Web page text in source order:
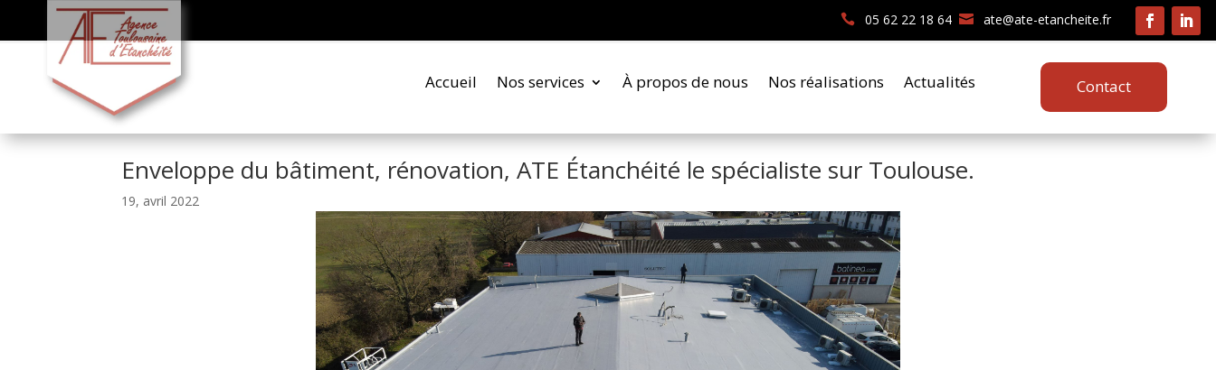
05 62 22 18 64 ate@ate-etancheite.fr
Accueil Nos services À propos de nous Nos réalisations Actualités Contact
Enveloppe du bâtiment, rénovation, ATE Étanchéité le spécialiste sur Toulouse.
19, avril 2022